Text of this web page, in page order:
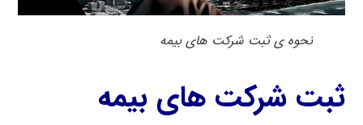
نحوه ی ثبت شرکت های بیمه
ثبت شرکت های بیمه